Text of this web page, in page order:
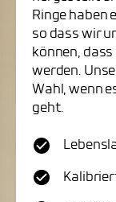
Ringe haben
so dass wir
können, dass
werden.
Wahl, wenn
geht.